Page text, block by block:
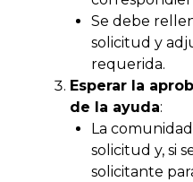
Se debe
solicitud y
requerida.
Esperar la
de la ayuda:
La
solicitud y, si
solicitante